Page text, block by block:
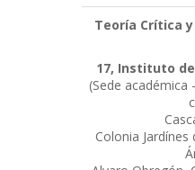
Teoría Crítica
17, Instituto
(Sede académica
Colonia Jardínes